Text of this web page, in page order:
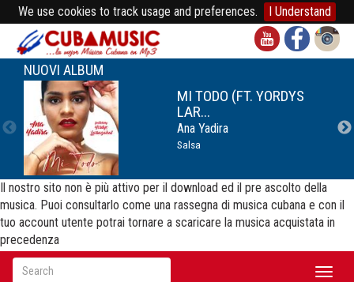
We use cookies to track usage and preferences. I Understand
NUOVI ALBUM
MI TODO (FT. YORDYS
LAR...
Ana Yadira
Salsa
Il nostro sito non è più attivo per il download ed il pre ascolto della
musica. Puoi consultarlo come una rassegna di musica cubana e con il
tuo account utente potrai tornare a scaricare la musica acquistata in
precedenza